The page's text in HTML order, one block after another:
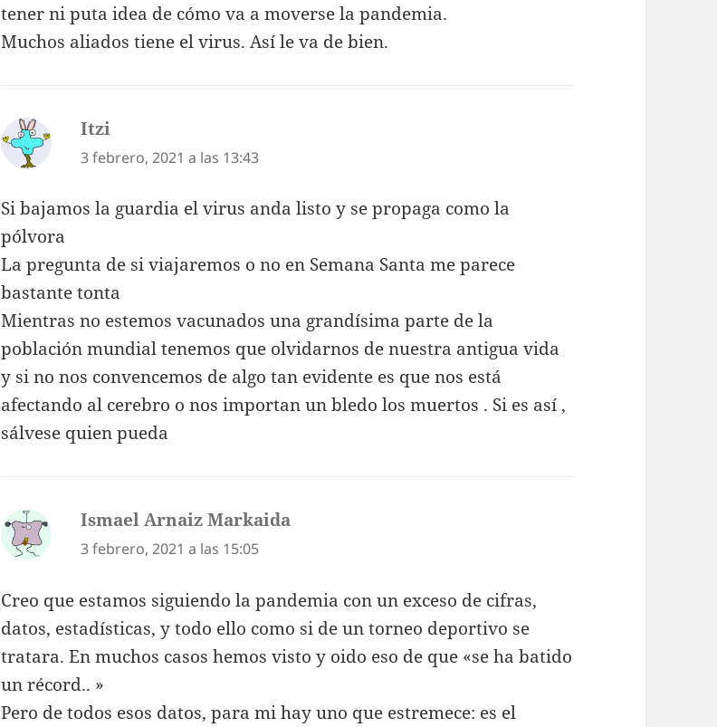
tener ni puta idea de cómo va a moverse la pandemia.
Muchos aliados tiene el virus. Así le va de bien.
Itzi
3 febrero, 2021 a las 13:43
Si bajamos la guardia el virus anda listo y se propaga como la
pólvora
La pregunta de si viajaremos o no en Semana Santa me parece
bastante tonta
Mientras no estemos vacunados una grandísima parte de la
población mundial tenemos que olvidarnos de nuestra antigua vida
y si no nos convencemos de algo tan evidente es que nos está
afectando al cerebro o nos importan un bledo los muertos . Si es así ,
sálvese quien pueda
Ismael Arnaiz Markaida
3 febrero, 2021 a las 15:05
Creo que estamos siguiendo la pandemia con un exceso de cifras,
datos, estadísticas, y todo ello como si de un torneo deportivo se
tratara. En muchos casos hemos visto y oido eso de que «se ha batido
un récord.. »
Pero de todos esos datos, para mi hay uno que estremece: es el